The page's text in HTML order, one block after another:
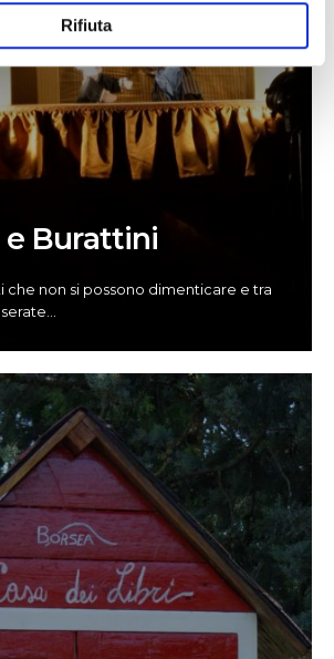
Rifiuta
e Burattini
che non si possono dimenticare e tra
...